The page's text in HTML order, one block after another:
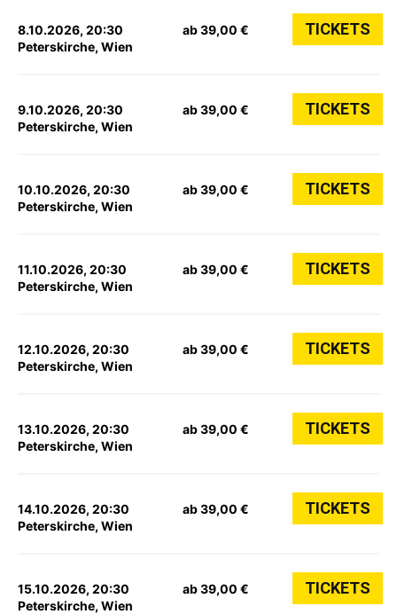
8.10.2026, 20:30
Peterskirche, Wien
ab 39,00 € TICKETS
9.10.2026, 20:30
Peterskirche, Wien
ab 39,00 € TICKETS
10.10.2026, 20:30
Peterskirche, Wien
ab 39,00 € TICKETS
11.10.2026, 20:30
Peterskirche, Wien
ab 39,00 € TICKETS
12.10.2026, 20:30
Peterskirche, Wien
ab 39,00 € TICKETS
13.10.2026, 20:30
Peterskirche, Wien
ab 39,00 € TICKETS
14.10.2026, 20:30
Peterskirche, Wien
ab 39,00 € TICKETS
15.10.2026, 20:30
Peterskirche, Wien
ab 39,00 € TICKETS